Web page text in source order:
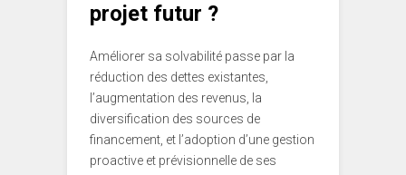
projet futur ?
Améliorer sa solvabilité passe par la
réduction des dettes existantes,
l’augmentation des revenus, la
diversification des sources de
financement, et l’adoption d’une gestion
proactive et prévisionnelle de ses